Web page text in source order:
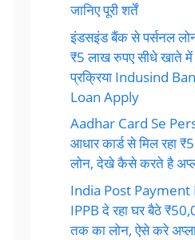
जानिए पूरी शर्तें
इंडसइंड बैंक से पर्सनल
₹5 लाख रुपए सीधे खाते
प्रक्रिया Indusind
Loan Apply
Aadhar Card Se
आधार कार्ड से मिल रहा
लोन, देखे कैसे करते है
India Post Payment
IPPB दे रहा घर बैठे
तक का लोन, ऐसे करे